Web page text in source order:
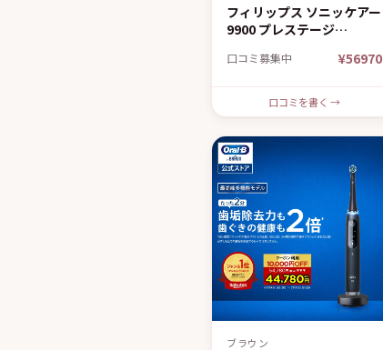
フィリップス ソニッケアー
9900 プレステージ
口コミ募集中 ¥56970
口コミを書く →
ブラウン